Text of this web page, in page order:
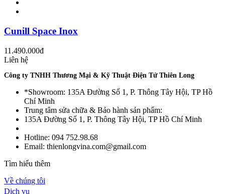
Cunill Space Inox
11.490.000đ
Liên hệ
Công ty TNHH Thương Mại & Kỹ Thuật Điện Tử Thiên Long
*Showroom: 135A Đường Số 1, P. Thông Tây Hội, TP Hồ
Chí Minh
Trung tâm sửa chữa & Bảo hành sản phẩm:
135A Đường Số 1, P. Thông Tây Hội, TP Hồ Chí Minh
Hotline: 094 752.98.68
Email: thienlongvina.com@gmail.com
Tìm hiểu thêm
Về chúng tôi
Dịch vụ